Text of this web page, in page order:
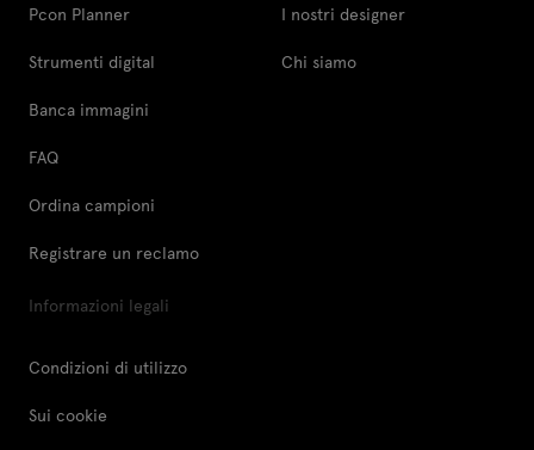
Pcon Planner
Strumenti digital
Banca immagini
FAQ
Ordina campioni
Registrare un reclamo
I nostri designer
Chi siamo
Informazioni legali
Condizioni di utilizzo
Sui cookie